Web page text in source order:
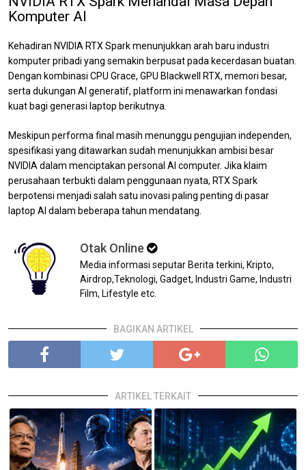
Komputer AI
Kehadiran NVIDIA RTX Spark menunjukkan arah baru industri
komputer pribadi yang semakin berpusat pada kecerdasan buatan.
Dengan kombinasi CPU Grace, GPU Blackwell RTX, memori besar,
serta dukungan AI generatif, platform ini menawarkan fondasi
kuat bagi generasi laptop berikutnya.
Meskipun performa final masih menunggu pengujian independen,
spesifikasi yang ditawarkan sudah menunjukkan ambisi besar
NVIDIA dalam menciptakan personal AI computer. Jika klaim
perusahaan terbukti dalam penggunaan nyata, RTX Spark
berpotensi menjadi salah satu inovasi paling penting di pasar
laptop AI dalam beberapa tahun mendatang.
Otak Online
Media informasi seputar Berita terkini, Kripto,
Airdrop,Teknologi, Gadget, Industri Game, Industri
Film, Lifestyle etc.
BAGIKAN ARTIKEL
ARTIKEL TERKAIT